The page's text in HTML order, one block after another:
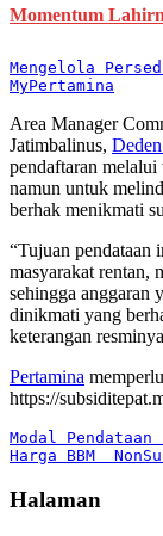
Momentum
Mengelola
MyPertamina
Area Manager
Jatimbalinus,
pendaftaran
namun untuk
berhak menikmati
“Tujuan pendataan
masyarakat rentan,
sehingga anggaran
dinikmati yang
keterangan
Pertamina
https://
Modal
Harga BBM
Halaman